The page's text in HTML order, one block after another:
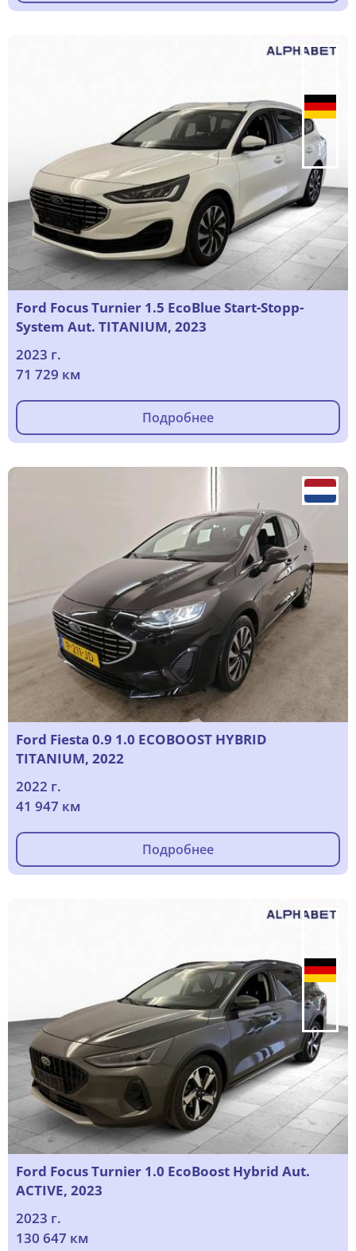
Ford Focus Turnier 1.5 EcoBlue Start-Stopp-
System Aut. TITANIUM, 2023
2023 г.
71 729 км
Подробнее
Ford Fiesta 0.9 1.0 ECOBOOST HYBRID
TITANIUM, 2022
2022 г.
41 947 км
Подробнее
Ford Focus Turnier 1.0 EcoBoost Hybrid Aut.
ACTIVE, 2023
2023 г.
130 647 км